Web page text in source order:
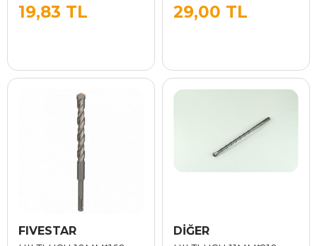
19,83 TL 29,00 TL
FIVESTAR DİĞER